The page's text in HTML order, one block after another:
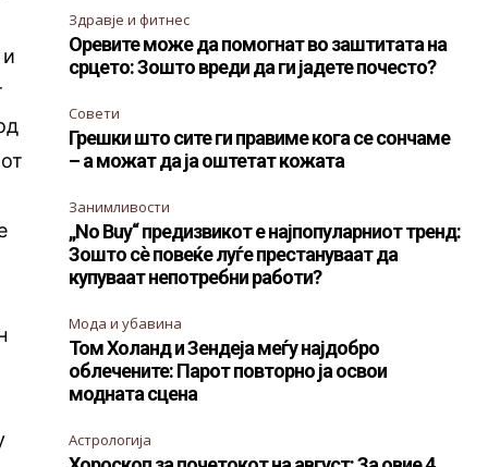
Здравје и фитнес
Оревите може да помогнат во заштитата на
срцето: Зошто вреди да ги јадете почесто?
Совети
Грешки што сите ги правиме кога се сончаме
– а можат да ја оштетат кожата
Занимливости
„No Buy“ предизвикот е најпопуларниот тренд:
Зошто сè повеќе луѓе престануваат да
купуваат непотребни работи?
Мода и убавина
Том Холанд и Зендеја меѓу најдобро
облечените: Парот повторно ја освои
модната сцена
Астрологија